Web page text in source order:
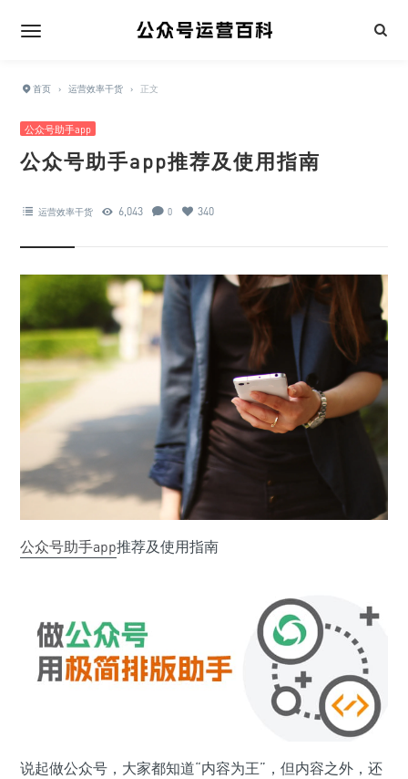
首页 › 运营效率干货 › 正文
公众号助手app
公众号助手app推荐及使用指南
运营效率干货 6,043 0 340
公众号助手app推荐及使用指南
说起做公众号，大家都知道“内容为王”，但内容之外，还